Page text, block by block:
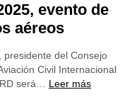
evento de
aéreos
presidente del Consejo
Civil Internacional
será… Leer más